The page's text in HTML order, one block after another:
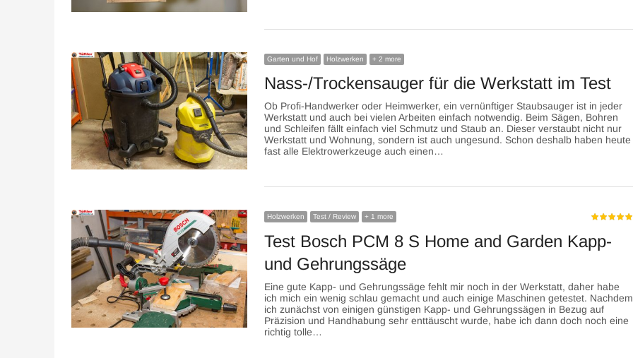
Garten und Hof Holzwerken + 2 more
Nass-/Trockensauger für die Werkstatt im Test
Ob Profi-Handwerker oder Heimwerker, ein vernünftiger Staubsauger ist in jeder
Werkstatt und auch bei vielen Arbeiten einfach notwendig. Beim Sägen, Bohren
und Schleifen fällt einfach viel Schmutz und Staub an. Dieser verstaubt nicht nur
Werkstatt und Wohnung, sondern ist auch ungesund. Schon deshalb haben heute
fast alle Elektrowerkzeuge auch einen…
Holzwerken Test / Review + 1 more
Test Bosch PCM 8 S Home and Garden Kapp-
und Gehrungssäge
Eine gute Kapp- und Gehrungssäge fehlt mir noch in der Werkstatt, daher habe
ich mich ein wenig schlau gemacht und auch einige Maschinen getestet. Nachdem
ich zunächst von einigen günstigen Kapp- und Gehrungssägen in Bezug auf
Präzision und Handhabung sehr enttäuscht wurde, habe ich dann doch noch eine
richtig tolle…